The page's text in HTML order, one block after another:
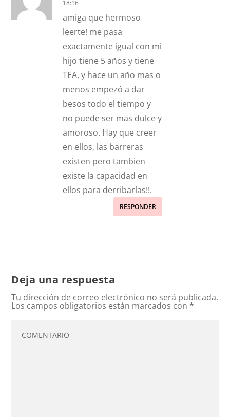
18:16
amiga que hermoso
leerte! me pasa
exactamente igual con mi
hijo tiene 5 años y tiene
TEA, y hace un año mas o
menos empezó a dar
besos todo el tiempo y
no puede ser mas dulce y
amoroso. Hay que creer
en ellos, las barreras
existen pero tambien
existe la capacidad en
ellos para derribarlas!!.
RESPONDER
Deja una respuesta
Tu dirección de correo electrónico no será publicada.
Los campos obligatorios están marcados con *